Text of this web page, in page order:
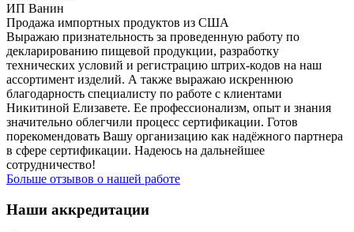
ИП Ванин
Продажа импортных продуктов из США
Выражаю признательность за проведенную работу по
декларированию пищевой продукции, разработку
технических условий и регистрацию штрих-кодов на наш
ассортимент изделий. А также выражаю искреннюю
благодарность специалисту по работе с клиентами
Никитиной Елизавете. Ее профессионализм, опыт и знания
значительно облегчили процесс сертификации. Готов
порекомендовать Вашу организацию как надёжного партнера
в сфере сертификации. Надеюсь на дальнейшее
сотрудничество!
Больше отзывов о нашей работе
Наши аккредитации